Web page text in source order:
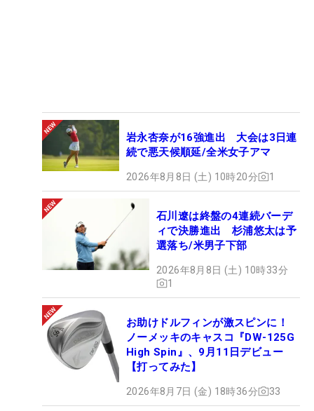
岩永杏奈が16強進出 大会は3日連
続で悪天候順延/全米女子アマ
2026年8月8日 (土) 10時20分 1
石川遼は終盤の4連続バーデ
ィで決勝進出 杉浦悠太は予
選落ち/米男子下部
2026年8月8日 (土) 10時33分
1
お助けドルフィンが激スピンに！
ノーメッキのキャスコ『DW-125G
High Spin』、9月11日デビュー
【打ってみた】
2026年8月7日 (金) 18時36分 33